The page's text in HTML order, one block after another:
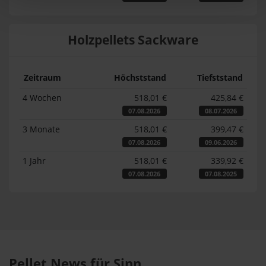
Holzpellets Sackware
Zeitraum Höchststand
Tiefststand
4 Wochen
518,01 €
07.08.2026
425,84 €
08.07.2026
3 Monate 518,01 €
07.08.2026
399,47 €
09.06.2026
1 Jahr 518,01 €
07.08.2026
339,92 €
07.08.2025